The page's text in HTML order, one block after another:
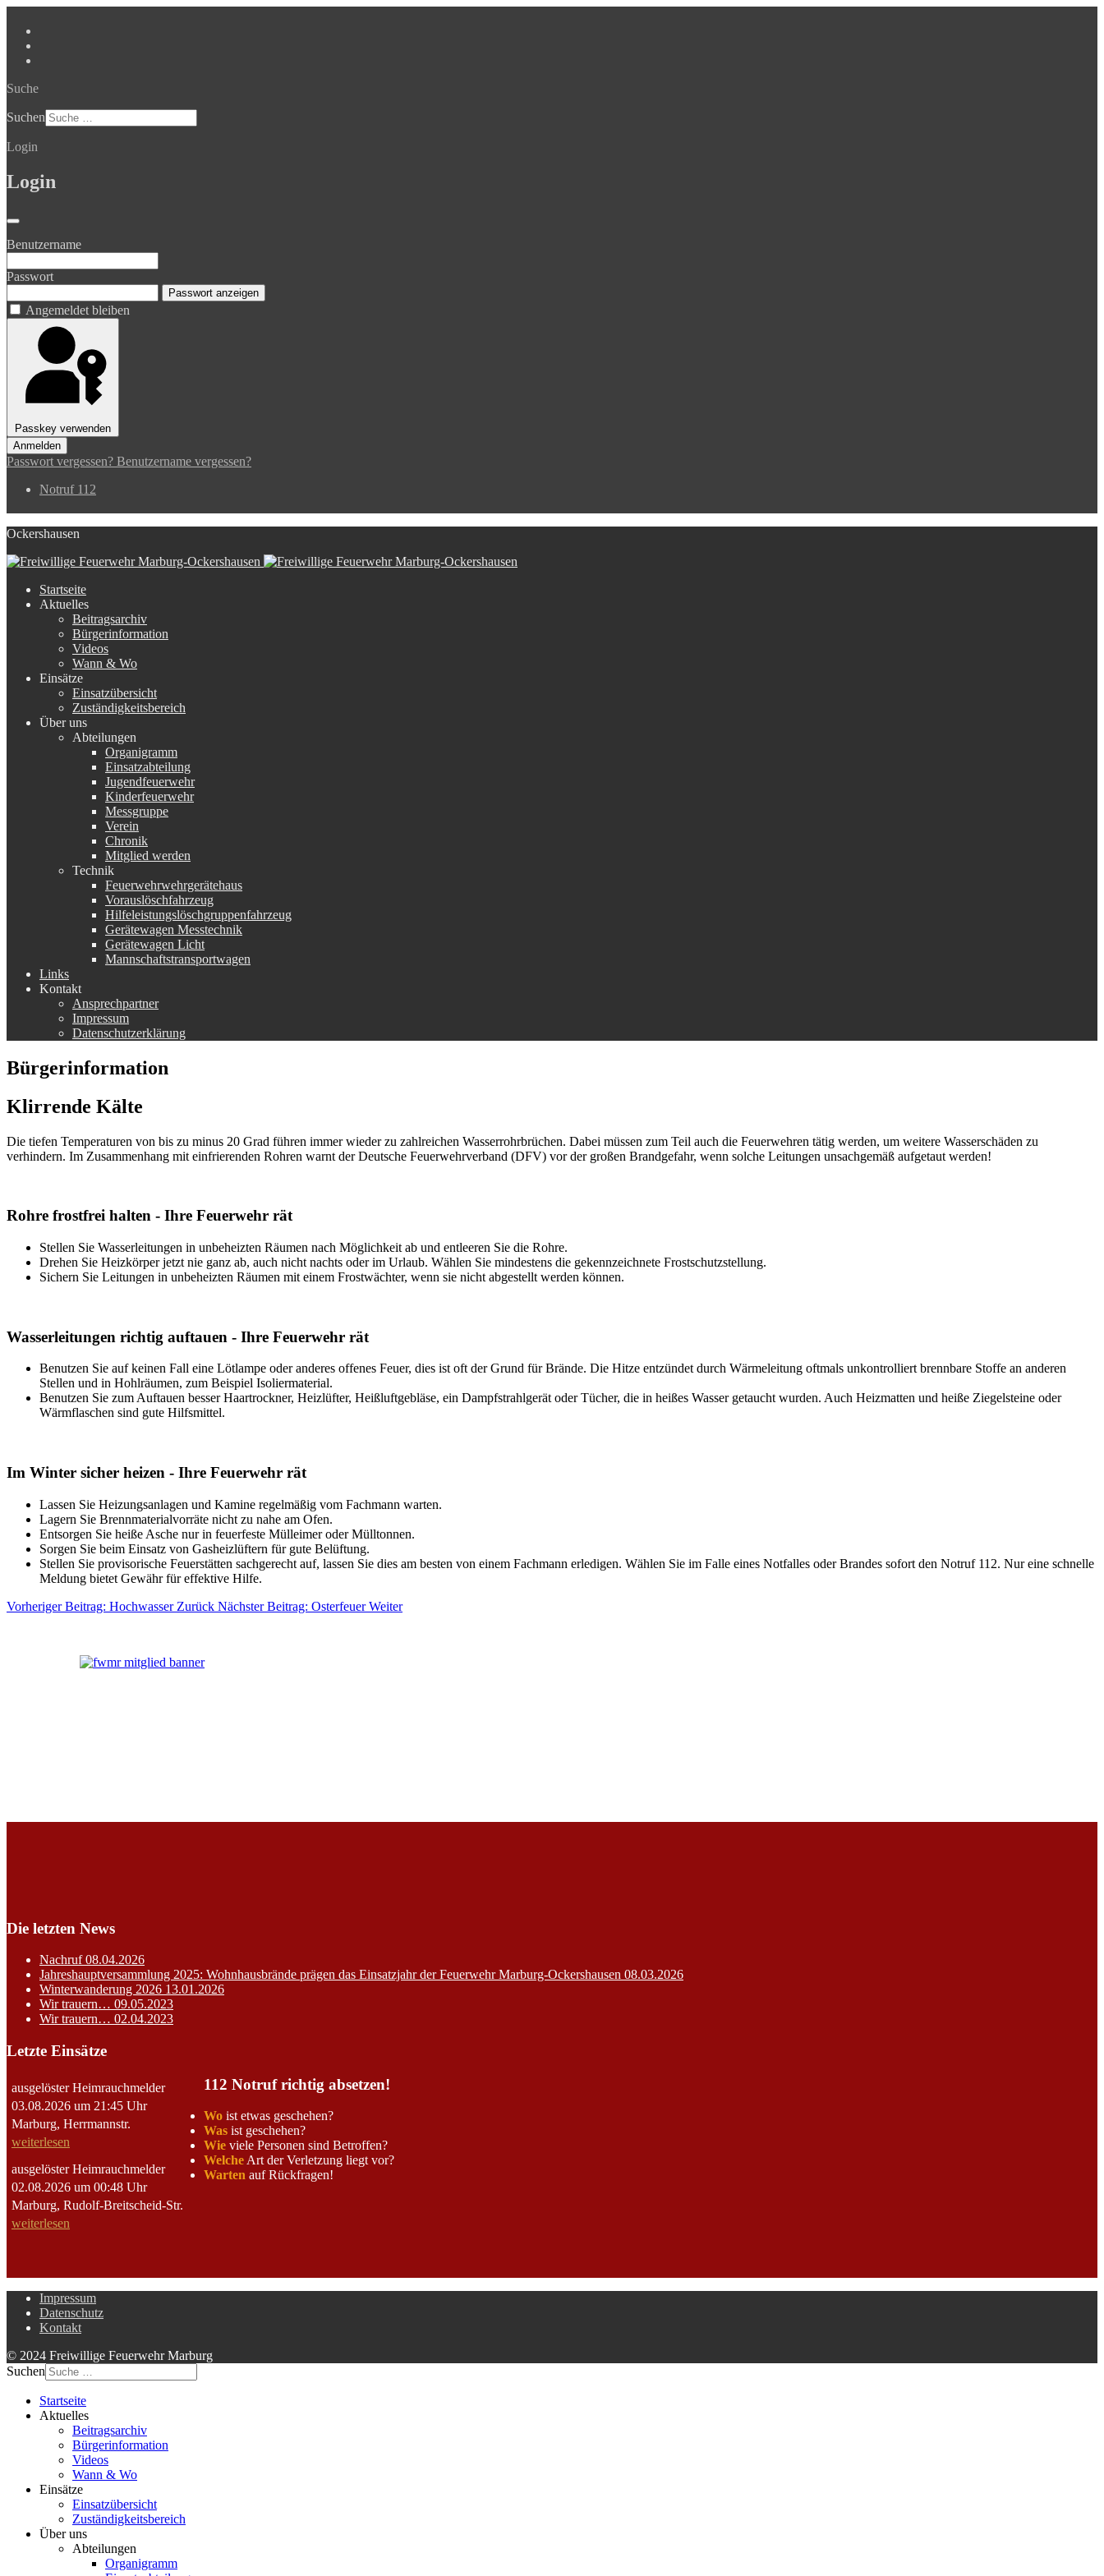
Suche
Suchen
Login
Login
Benutzername
Passwort
Passwort anzeigen
Angemeldet bleiben
Passkey verwenden
Anmelden
Passwort vergessen? Benutzername vergessen?
Notruf 112
Ockershausen
Startseite
Aktuelles
Beitragsarchiv
Bürgerinformation
Videos
Wann & Wo
Einsätze
Einsatzübersicht
Zuständigkeitsbereich
Über uns
Abteilungen
Organigramm
Einsatzabteilung
Jugendfeuerwehr
Kinderfeuerwehr
Messgruppe
Verein
Chronik
Mitglied werden
Technik
Feuerwehrwehrgerätehaus
Vorauslöschfahrzeug
Hilfeleistungslöschgruppenfahrzeug
Gerätewagen Messtechnik
Gerätewagen Licht
Mannschaftstransportwagen
Links
Kontakt
Ansprechpartner
Impressum
Datenschutzerklärung
Bürgerinformation
Klirrende Kälte
Die tiefen Temperaturen von bis zu minus 20 Grad führen immer wieder zu zahlreichen Wasserrohrbrüchen. Dabei müssen zum Teil auch die Feuerwehren tätig werden, um weitere Wasserschäden zu
verhindern. Im Zusammenhang mit einfrierenden Rohren warnt der Deutsche Feuerwehrverband (DFV) vor der großen Brandgefahr, wenn solche Leitungen unsachgemäß aufgetaut werden!
Rohre frostfrei halten - Ihre Feuerwehr rät
Stellen Sie Wasserleitungen in unbeheizten Räumen nach Möglichkeit ab und entleeren Sie die Rohre.
Drehen Sie Heizkörper jetzt nie ganz ab, auch nicht nachts oder im Urlaub. Wählen Sie mindestens die gekennzeichnete Frostschutzstellung.
Sichern Sie Leitungen in unbeheizten Räumen mit einem Frostwächter, wenn sie nicht abgestellt werden können.
Wasserleitungen richtig auftauen - Ihre Feuerwehr rät
Benutzen Sie auf keinen Fall eine Lötlampe oder anderes offenes Feuer, dies ist oft der Grund für Brände. Die Hitze entzündet durch Wärmeleitung oftmals unkontrolliert brennbare Stoffe an anderen
Stellen und in Hohlräumen, zum Beispiel Isoliermaterial.
Benutzen Sie zum Auftauen besser Haartrockner, Heizlüfter, Heißluftgebläse, ein Dampfstrahlgerät oder Tücher, die in heißes Wasser getaucht wurden. Auch Heizmatten und heiße Ziegelsteine oder
Wärmflaschen sind gute Hilfsmittel.
Im Winter sicher heizen - Ihre Feuerwehr rät
Lassen Sie Heizungsanlagen und Kamine regelmäßig vom Fachmann warten.
Lagern Sie Brennmaterialvorräte nicht zu nahe am Ofen.
Entsorgen Sie heiße Asche nur in feuerfeste Mülleimer oder Mülltonnen.
Sorgen Sie beim Einsatz von Gasheizlüftern für gute Belüftung.
Stellen Sie provisorische Feuerstätten sachgerecht auf, lassen Sie dies am besten von einem Fachmann erledigen. Wählen Sie im Falle eines Notfalles oder Brandes sofort den Notruf 112. Nur eine schnelle
Meldung bietet Gewähr für effektive Hilfe.
Vorheriger Beitrag: Hochwasser Zurück Nächster Beitrag: OsterfeuerWeiter
Die letzten News
Nachruf08.04.2026
Jahreshauptversammlung 2025: Wohnhausbrände prägen das Einsatzjahr der Feuerwehr Marburg-Ockershausen 08.03.2026
Winterwanderung 2026 13.01.2026
Wir trauern… 09.05.2023
Wir trauern… 02.04.2023
Letzte Einsätze
ausgelöster Heimrauchmelder
03.08.2026 um 21:45 Uhr
Marburg, Herrmannstr.
weiterlesen
ausgelöster Heimrauchmelder
02.08.2026 um 00:48 Uhr
Marburg, Rudolf-Breitscheid-Str.
weiterlesen
112 Notruf richtig absetzen!
Wo ist etwas geschehen?
Was ist geschehen?
Wie viele Personen sind Betroffen?
WelcheArt der Verletzung liegt vor?
Warten auf Rückfragen!
Impressum
Datenschutz
Kontakt
© 2024 Freiwillige Feuerwehr Marburg
Suchen
Startseite
Aktuelles
Beitragsarchiv
Bürgerinformation
Videos
Wann & Wo
Einsätze
Einsatzübersicht
Zuständigkeitsbereich
Über uns
Abteilungen
Organigramm